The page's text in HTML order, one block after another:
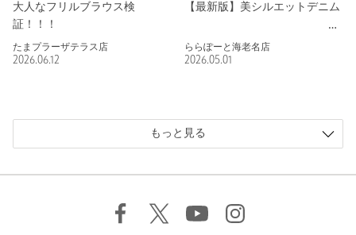
大人なフリルブラウス検
証！！！
たまプラーザテラス店
2026.06.12
【最新版】美シルエットデニム
ららぽーと海老名店
2026.05.01
もっと見る